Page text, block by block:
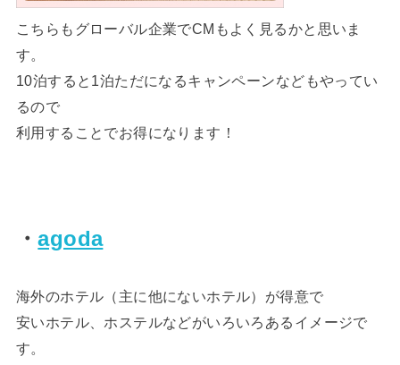
こちらもグローバル企業でCMもよく見るかと思いま
す。
10泊すると1泊ただになるキャンペーンなどもやってい
るので
利用することでお得になります！
・agoda
海外のホテル（主に他にないホテル）が得意で
安いホテル、ホステルなどがいろいろあるイメージで
す。